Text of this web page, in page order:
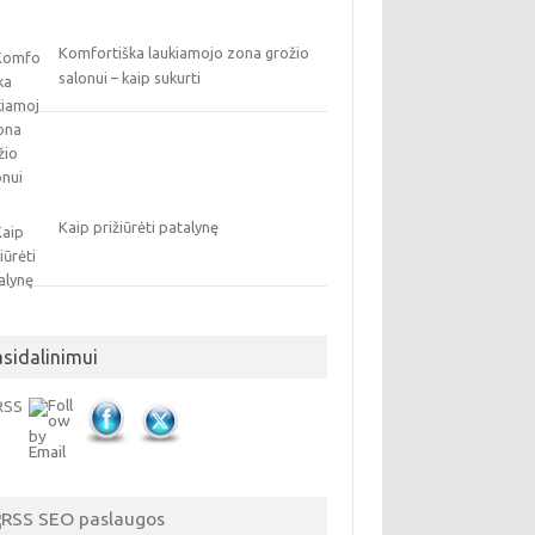
Komfortiška laukiamojo zona grožio
salonui – kaip sukurti
Kaip prižiūrėti patalynę
SEO paslaugos